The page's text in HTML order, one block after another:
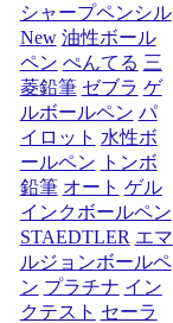
シャープペンシル
New 油性ボール
ペン ぺんてる 三
菱鉛筆 ゼブラ ゲ
ルボールペン パ
イロット 水性ボ
ールペン
トンボ
鉛筆 オート ゲル
インクボールペン
STAEDTLER エマ
ルジョンボールペ
ン プラチナ イン
クテスト セーラ